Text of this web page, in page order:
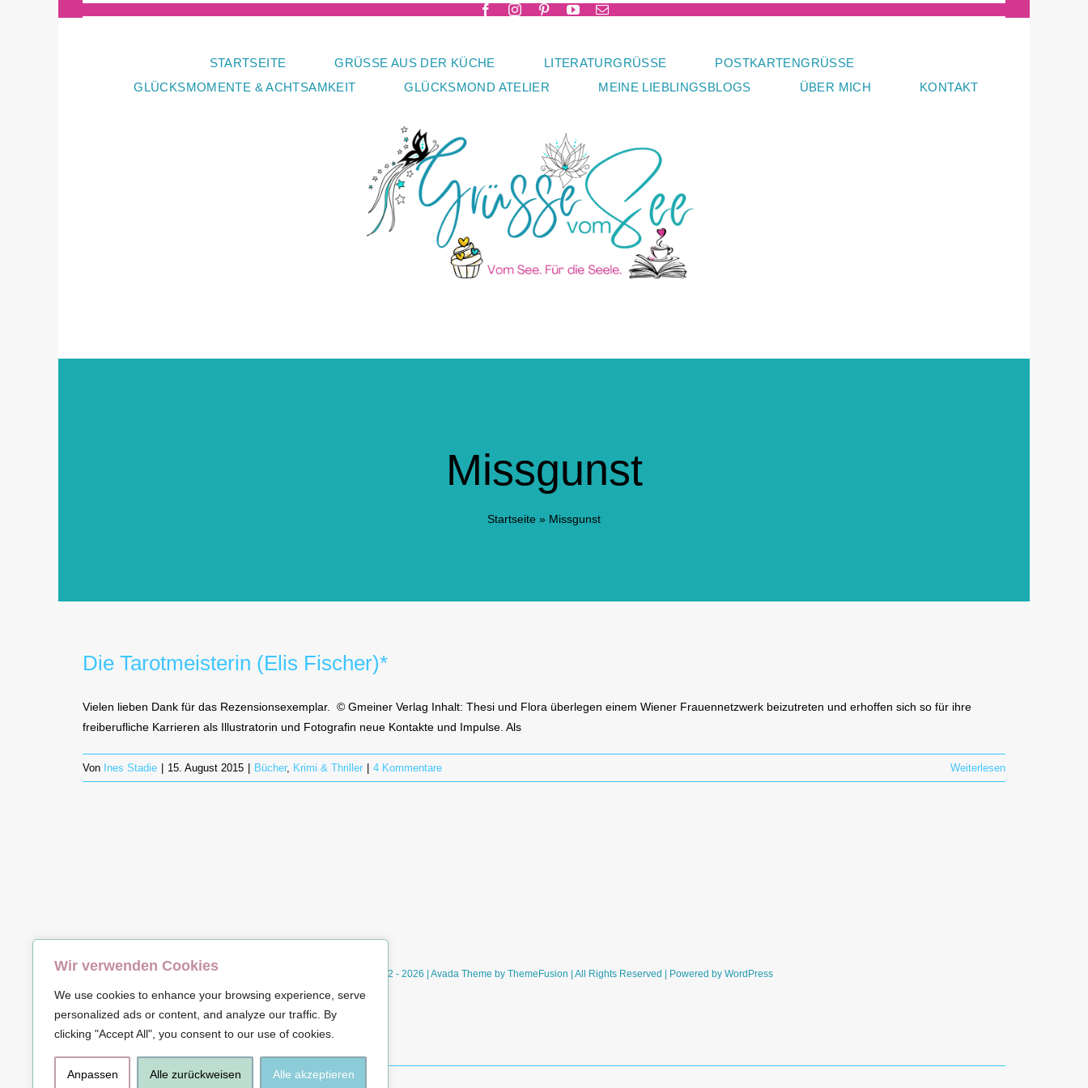
Wir verwenden Cookies
We use cookies to enhance your browsing experience, serve
personalized ads or content, and analyze our traffic. By
clicking "Accept All", you consent to our use of cookies.
Anpassen Alle zurückweisen Alle akzeptieren
STARTSEITE GRÜSSE AUS DER KÜCHE LITERATURGRÜSSE
POSTKARTENGRÜSSE
GLÜCKSMOMENTE & ACHTSAMKEIT
GLÜCKSMOND ATELIER MEINE LIEBLINGSBLOGS ÜBER MICH KONTAKT
Missgunst
Startseite » Missgunst
Die Tarotmeisterin (Elis Fischer)*
Vielen lieben Dank für das Rezensionsexemplar. © Gmeiner Verlag Inhalt: Thesi und Flora überlegen einem Wiener Frauennetzwerk beizutreten und erhoffen sich so für ihre
freiberufliche Karrieren als Illustratorin und Fotografin neue Kontakte und Impulse. Als
Von Ines Stadie 15. August 2015 Bücher, Krimi & Thriller 4 Kommentare Weiterlesen
© Copyright 2012 - 2026 | Avada Theme by ThemeFusion | All Rights Reserved | Powered by WordPress